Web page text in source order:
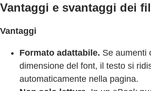
Vantaggi e svantaggi dei
Vantaggi
Formato adattabile. Se aumenti
dimensione del font, il testo si
automaticamente nella pagina.